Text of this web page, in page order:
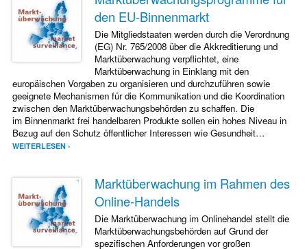
den EU-Binnenmarkt
Die Mitgliedstaaten werden durch die Verordnung
(EG) Nr. 765/2008 über die Akkreditierung und
Marktüberwachung verpflichtet, eine
Marktüberwachung in Einklang mit den
europäischen Vorgaben zu organisieren und durchzuführen sowie
geeignete Mechanismen für die Kommunikation und die Koordination
zwischen den Marktüberwachungsbehörden zu schaffen. Die
im Binnenmarkt frei handelbaren Produkte sollen ein hohes Niveau in
Bezug auf den Schutz öffentlicher Interessen wie Gesundheit…
WEITERLESEN ›
Marktüberwachung im Rahmen des
Online-Handels
Die Marktüberwachung im Onlinehandel stellt die
Marktüberwachungsbehörden auf Grund der
spezifischen Anforderungen vor großen